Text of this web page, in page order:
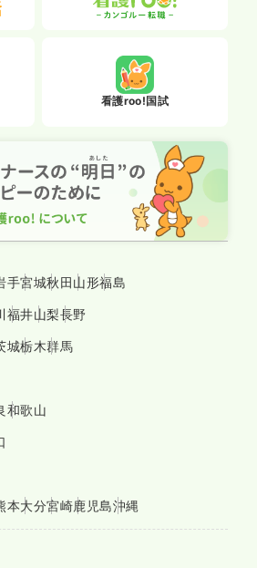
看護roo!国試
手宮城秋田山形福島
福井山梨長野
城栃木群馬
和歌山
本大分宮崎鹿児島沖縄